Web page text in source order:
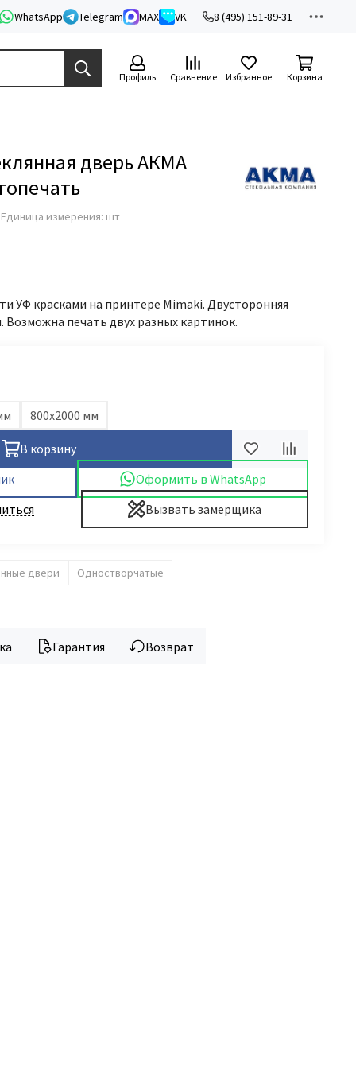
WhatsApp Telegram MAX VK 8 (495) 151-89-31
Профиль Сравнение Избранное Корзина
дверь АКМА
Единица измерения: шт
УФ красками на принтере Mimaki. Двусторонняя
Возможна печать двух разных картинок.
800х2000 мм
В корзину
Оформить в WhatsApp
Вызвать замерщика
двери Одностворчатые
Гарантия Возврат